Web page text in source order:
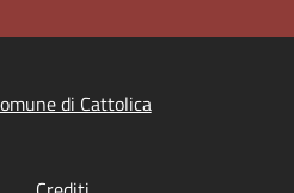
di Cattolica